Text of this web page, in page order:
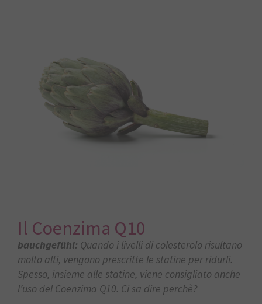
Il Coenzima Q10
bauchgefühl: Quando i livelli di colesterolo risultano
molto alti, vengono prescritte le statine per ridurli.
Spesso, insieme alle statine, viene consigliato anche
l’uso del Coenzima Q10. Ci sa dire perchè?